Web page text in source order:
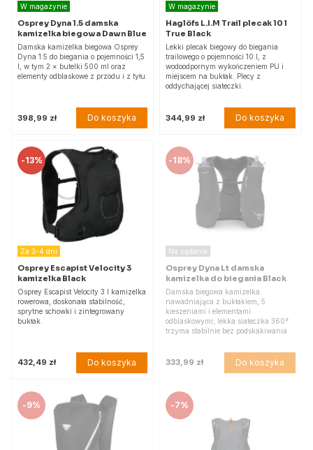
W magazynie
Osprey Dyna 1.5 damska
kamizelka biegowa Dawn Blue
Damska kamizelka biegowa Osprey
Dyna 1.5 do biegania o pojemności 1,5
l, w tym 2 × butelki 500 ml oraz
elementy odblaskowe z przodu i z tyłu.
398,99 zł Do koszyka
W magazynie
Haglöfs L.I.M Trail plecak 10 l
True Black
Lekki plecak biegowy do biegania
trailowego o pojemności 10 l, z
wodoodpornym wykończeniem PU i
miejscem na bukłak. Plecy z
oddychającej siateczki.
344,99 zł Do koszyka
-13%
Za 3-4 dni
Osprey Escapist Velocity 3
kamizelka Black
Osprey Escapist Velocity 3 l kamizelka
rowerowa, doskonała stabilność,
sprytne schowki i zintegrowany
bukłak.
432,49 zł Do koszyka
-18%
Na żądanie
Osprey Dyna Lt damska
kamizelka do biegania Black
Damska biegowa kamizelka
nawadniająca z bukłakiem, 5
kieszeniami i elementami
odblaskowymi; lekka siateczka 360°
trzyma stabilnie bez podskakiwania.
333,99 zł Do koszyka
-9% -7%